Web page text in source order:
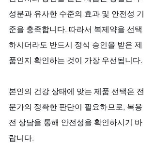
성분과 유사한 수준의 효과 및 안전성 기
준을 충족합니다. 따라서 복제약을 선택
하시더라도 반드시 정식 승인을 받은 제
품인지 확인하는 것이 가장 우선됩니다.
본인의 건강 상태에 맞는 제품 선택은 전
문가의 정확한 판단이 필요하므로, 복용
전 상담을 통해 안전성을 확인하시기 바
랍니다.